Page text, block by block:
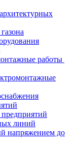
работы
линий
напряжением до